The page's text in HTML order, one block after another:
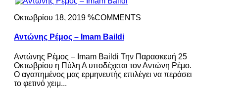
Οκτωβρίου 18, 2019 %COMMENTS
Αντώνης Ρέμος – Imam Baildi
Αντώνης Ρέμος – Imam Baildi Την Παρασκευή 25
Οκτωβρίου η Πύλη Α υποδέχεται τον Αντώνη Ρέμο.
Ο αγαπημένος μας ερμηνευτής επιλέγει να περάσει
το φετινό χειμ...